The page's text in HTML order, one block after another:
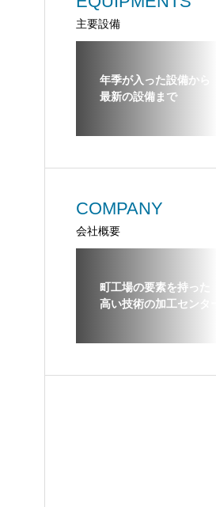
主要設備
年季が入った設備から
最新の設備まで
COMPANY
会社概要
町工場の要素を持った
高い技術の加工センター